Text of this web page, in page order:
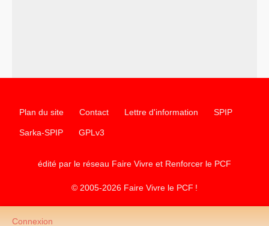
Plan du site Contact Lettre d'information SPIP
Sarka-SPIP GPLv3
édité par le réseau Faire Vivre et Renforcer le PCF
© 2005-2026 Faire Vivre le PCF !
Connexion